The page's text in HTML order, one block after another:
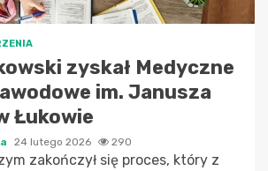
zyskał Medyczne
im. Janusza
Łukowie
24 lutego 2026 290
zakończył się proces, który z